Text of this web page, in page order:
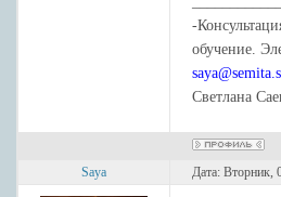
-
обучение.
Светлана
Saya Дата: Вторник,